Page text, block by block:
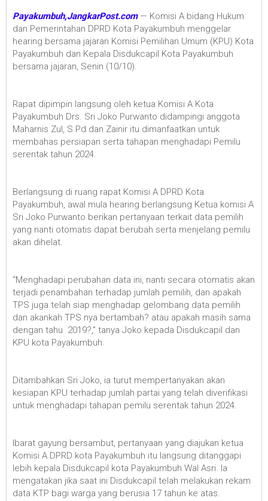
Payakumbuh,JangkarPost.com— Komisi A bidang Hukum
dan Pemerintahan DPRD Kota Payakumbuh menggelar
hearing bersama jajaran Komisi Pemilihan Umum (KPU) Kota
Payakumbuh dan Kepala Disdukcapil Kota Payakumbuh
bersama jajaran, Senin (10/10).
Rapat dipimpin langsung oleh ketua Komisi A Kota
Payakumbuh Drs. Sri Joko Purwanto didampingi anggota
Maharnis Zul, S.Pd dan Zainir itu dimanfaatkan untuk
membahas persiapan serta tahapan menghadapi Pemilu
serentak tahun 2024.
Berlangsung di ruang rapat Komisi A DPRD Kota
Payakumbuh, awal mula hearing berlangsung Ketua komisi A
Sri Joko Purwanto berikan pertanyaan terkait data pemilih
yang nanti otomatis dapat berubah serta menjelang pemilu
akan dihelat.
“Menghadapi perubahan data ini, nanti secara otomatis akan
terjadi penambahan terhadap jumlah pemilih, dan apakah
TPS juga telah siap menghadap gelombang data pemilih
dan akankah TPS nya bertambah? atau apakah masih sama
dengan tahu 2019?,” tanya Joko kepada Disdukcapil dan
KPU kota Payakumbuh.
Ditambahkan Sri Joko, ia turut mempertanyakan akan
kesiapan KPU terhadap jumlah partai yang telah diverifikasi
untuk menghadapi tahapan pemilu serentak tahun 2024.
Ibarat gayung bersambut, pertanyaan yang diajukan ketua
Komisi A DPRD kota Payakumbuh itu langsung ditanggapi
lebih kepala Disdukcapil kota Payakumbuh Wal Asri. Ia
mengatakan jika saat ini Disdukcapil telah melakukan rekam
data KTP bagi warga yang berusia 17 tahun ke atas.